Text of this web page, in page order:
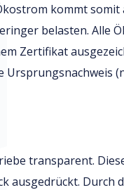
kommt somit
belasten. Alle
Zertifikat
transparent.
ausgedrückt. Durch